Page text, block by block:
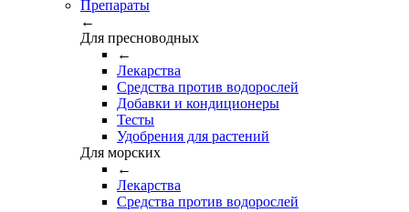
Препараты
←
Для пресноводных
←
Лекарства
Средства против водорослей
Добавки и кондиционеры
Тесты
Удобрения для растений
Для морских
←
Лекарства
Средства против водорослей